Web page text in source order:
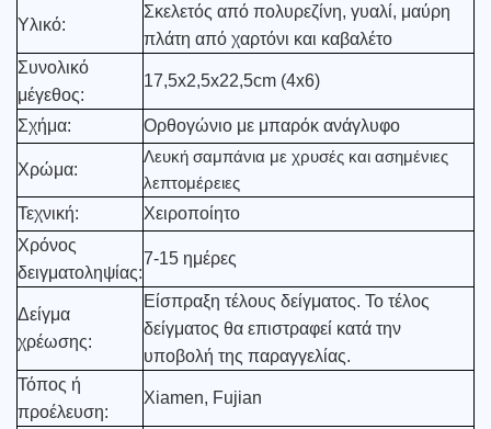
Υλικό:
Σκελετός από πολυρεζίνη, γυαλί, μαύρη
πλάτη από χαρτόνι και καβαλέτο
Συνολικό
μέγεθος:
17,5x2,5x22,5cm (4x6)
Σχήμα: Ορθογώνιο με μπαρόκ ανάγλυφο
Χρώμα:
Λευκή σαμπάνια με χρυσές και ασημένιες
λεπτομέρειες
Τεχνική:
Χειροποίητο
Χρόνος
δειγματοληψίας:
7-15 ημέρες
Δείγμα
χρέωσης:
Είσπραξη τέλους δείγματος. Το τέλος
δείγματος θα επιστραφεί κατά την
υποβολή της παραγγελίας.
Τόπος ή
προέλευση:
Xiamen, Fujian